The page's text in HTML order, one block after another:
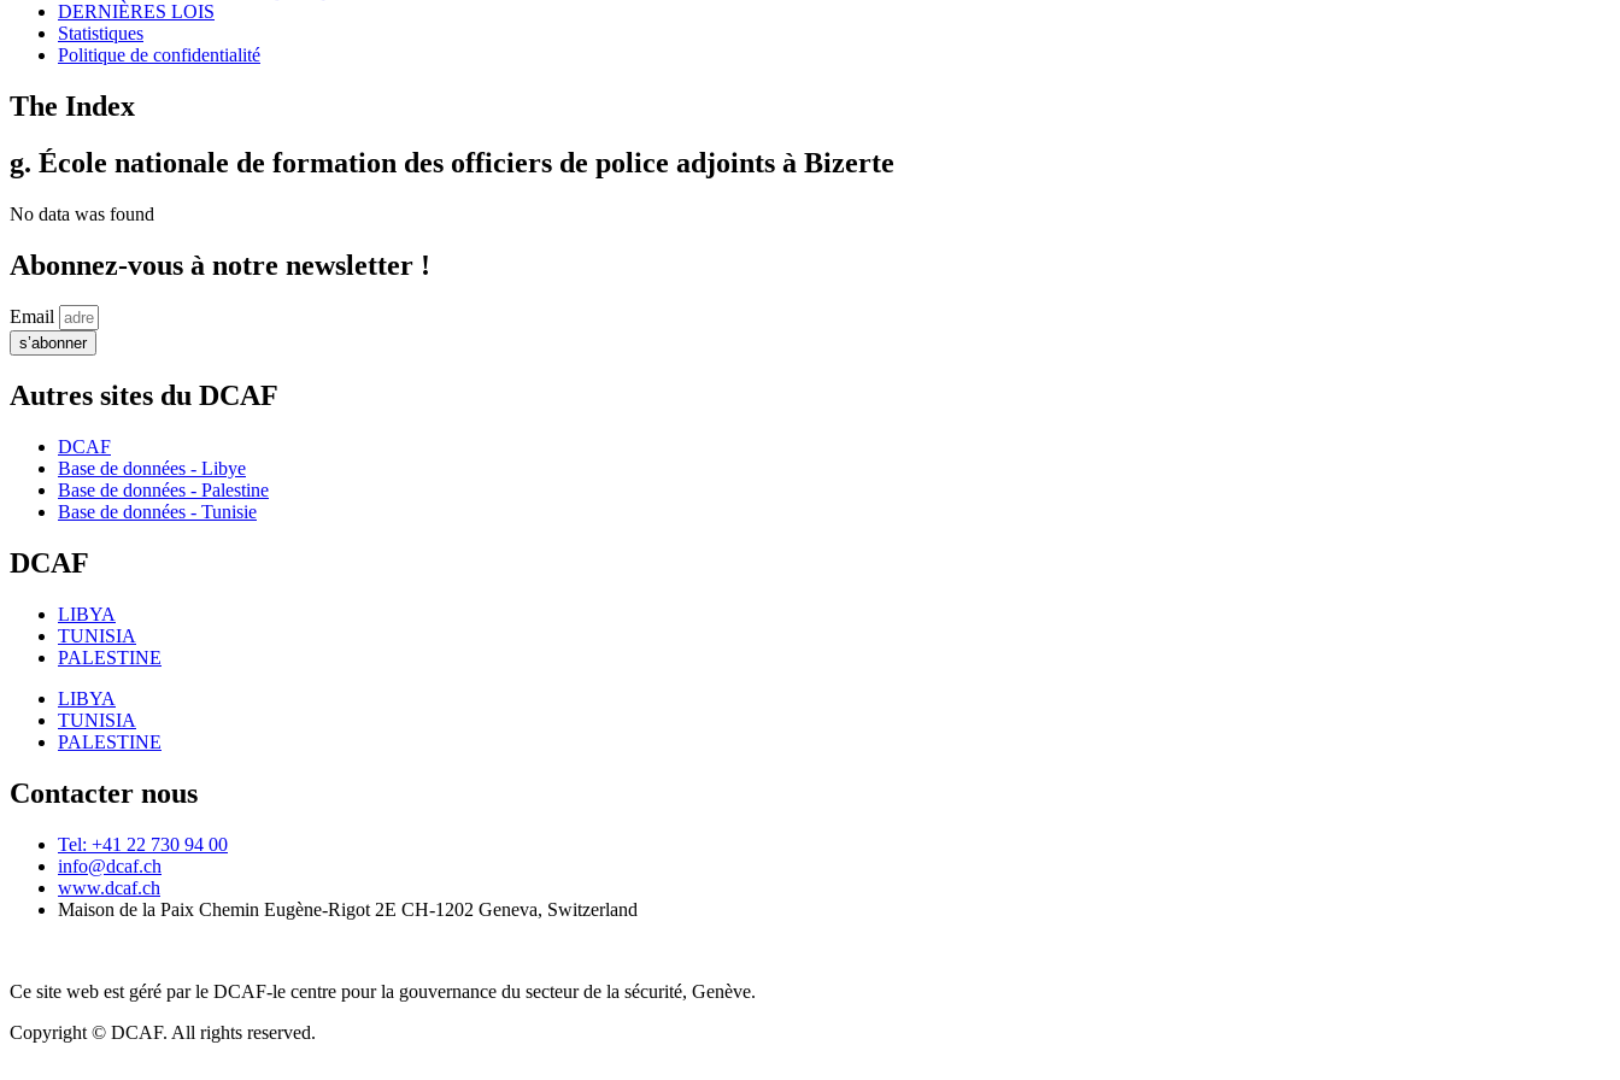
DERNIÈRES LOIS
Statistiques
Politique de confidentialité
The Index
g. École nationale de formation des officiers de police adjoints à Bizerte
No data was found
Abonnez-vous à notre newsletter !
Email
s’abonner
Autres sites du DCAF
DCAF
Base de données - Libye
Base de données - Palestine
Base de données - Tunisie
DCAF
LIBYA
TUNISIA
PALESTINE
LIBYA
TUNISIA
PALESTINE
Contacter nous
Tel: +41 22 730 94 00
info@dcaf.ch
www.dcaf.ch
Maison de la Paix Chemin Eugène-Rigot 2E CH-1202 Geneva, Switzerland
Ce site web est géré par le DCAF-le centre pour la gouvernance du secteur de la sécurité, Genève.
Copyright © DCAF. All rights reserved.